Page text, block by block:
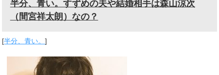
半分、青い。すずめの夫や結婚相手は森山涼次
（間宮祥太朗）なの？
[半分、青い。]